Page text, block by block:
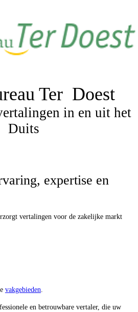
Ter Doest
in en uit het
Duits
expertise en
vertalingen voor de zakelijke markt
vakgebieden.
en betrouwbare vertaler, die uw